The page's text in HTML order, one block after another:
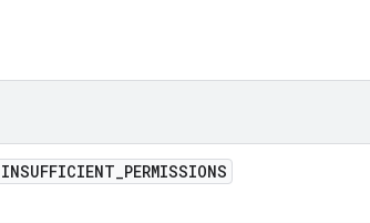
INSUFFICIENT_PERMISSIONS